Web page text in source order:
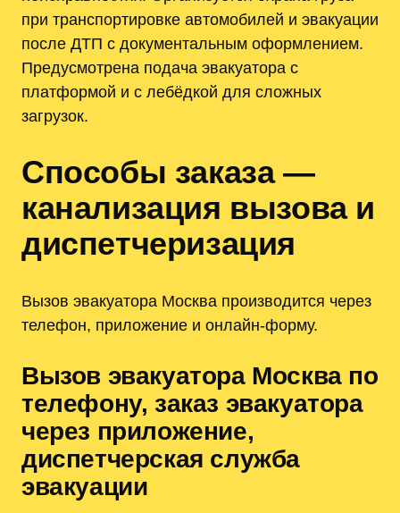
при транспортировке автомобилей и эвакуации
после ДТП с документальным оформлением.
Предусмотрена подача эвакуатора с
платформой и с лебёдкой для сложных
загрузок.
Способы заказа —
канализация вызова и
диспетчеризация
Вызов эвакуатора Москва производится через
телефон, приложение и онлайн-форму.
Вызов эвакуатора Москва по
телефону, заказ эвакуатора
через приложение,
диспетчерская служба
эвакуации